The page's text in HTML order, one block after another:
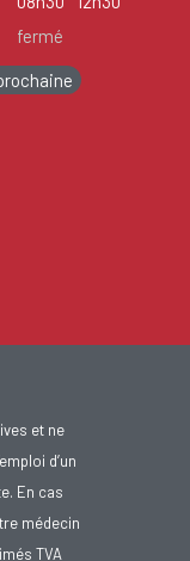
fermé
et ne
d’un
En cas
médecin
TVA